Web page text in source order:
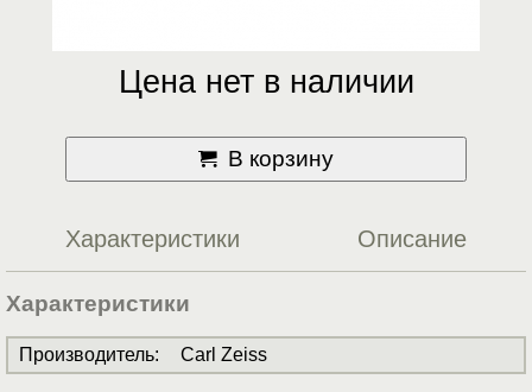
Цена нет в наличии
В корзину
Характеристики Описание
Характеристики
Производитель: Carl Zeiss